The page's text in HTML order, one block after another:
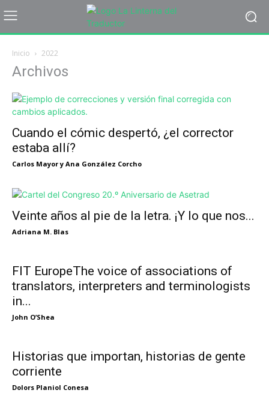
Inicio 2022
Archivos
Cuando el cómic despertó, ¿el corrector
estaba allí?
Carlos Mayor y Ana González Corcho
Veinte años al pie de la letra. ¡Y lo que nos...
Adriana M. Blas
FIT EuropeThe voice of associations of
translators, interpreters and terminologists
in...
John O’Shea
Historias que importan, historias de gente
corriente
Dolors Planiol Conesa